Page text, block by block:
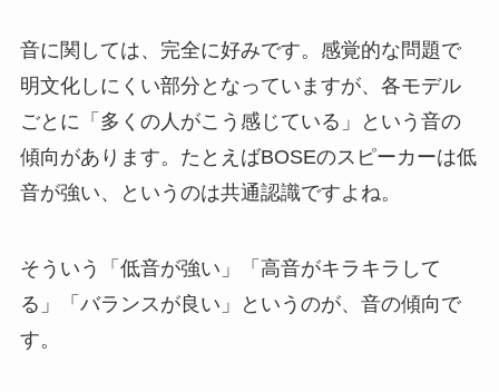
音に関しては、完全に好みです。感覚的な問題で
明文化しにくい部分となっていますが、各モデル
ごとに「多くの人がこう感じている」という音の
傾向があります。たとえばBOSEのスピーカーは低
音が強い、というのは共通認識ですよね。
そういう「低音が強い」「高音がキラキラして
る」「バランスが良い」というのが、音の傾向で
す。